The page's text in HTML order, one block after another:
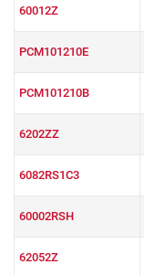
60012Z
PCM101210E
PCM101210B
6202ZZ
6082RS1C3
60002RSH
62052Z